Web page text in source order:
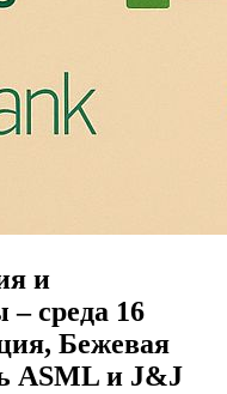
и
среда 16
Бежевая
ASML и J&J